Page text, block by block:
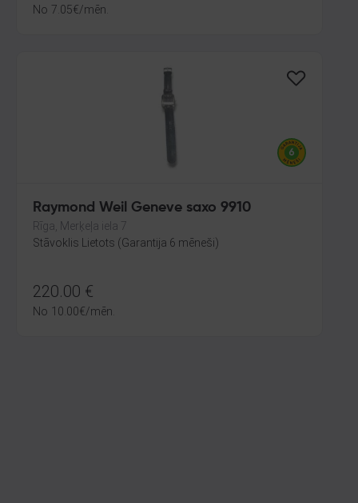
No 7.05€/mēn.
Raymond Weil Geneve saxo 9910
Rīga, Merķeļa iela 7
Stāvoklis Lietots (Garantija 6 mēneši)
220.00 €
No 10.00€/mēn.